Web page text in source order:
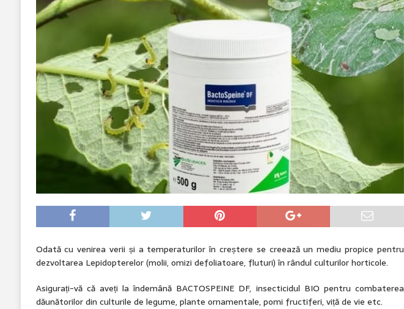
Odată cu venirea verii și a temperaturilor în creștere se creează un mediu propice pentru
dezvoltarea Lepidopterelor (molii, omizi defoliatoare, fluturi) în rândul culturilor horticole.
Asigurați-vă că aveți la îndemână BACTOSPEINE DF, insecticidul BIO pentru combaterea
dăunătorilor din culturile de legume, plante ornamentale, pomi fructiferi, viță de vie etc.